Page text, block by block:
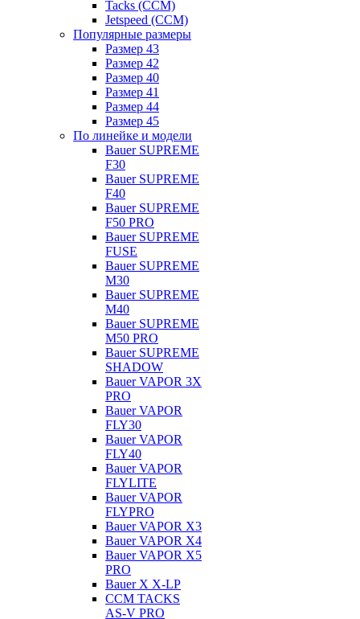
Tacks (CCM)
Jetspeed (CCM)
Популярные размеры
Размер 43
Размер 42
Размер 40
Размер 41
Размер 44
Размер 45
По линейке и модели
Bauer SUPREME
F30
Bauer SUPREME
F40
Bauer SUPREME
F50 PRO
Bauer SUPREME
FUSE
Bauer SUPREME
M30
Bauer SUPREME
M40
Bauer SUPREME
M50 PRO
Bauer SUPREME
SHADOW
Bauer VAPOR 3X
PRO
Bauer VAPOR
FLY30
Bauer VAPOR
FLY40
Bauer VAPOR
FLYLITE
Bauer VAPOR
FLYPRO
Bauer VAPOR X3
Bauer VAPOR X4
Bauer VAPOR X5
PRO
Bauer X X-LP
CCM TACKS
AS-V PRO